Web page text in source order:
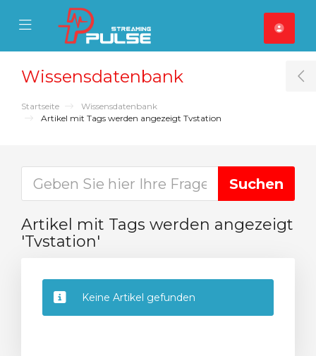
Mobile Menu
Mobile Menu
Wissensdatenbank
Startseite
Wissensdatenbank
Artikel mit Tags werden angezeigt Tvstation
Artikel mit Tags werden angezeigt
'Tvstation'
Keine Artikel gefunden